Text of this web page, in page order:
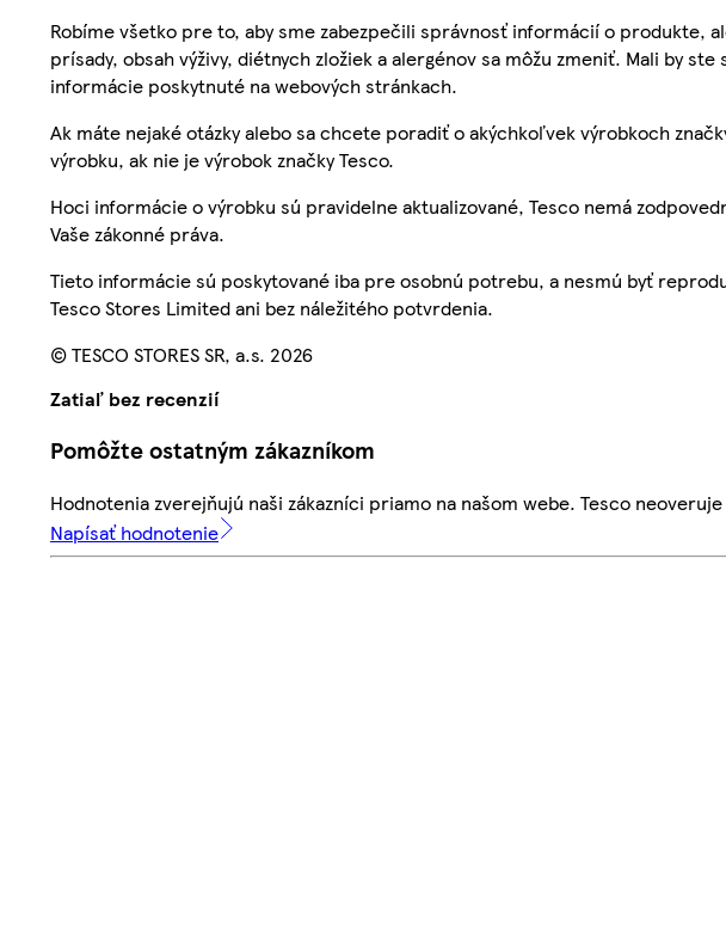
Robíme všetko pre to, aby sme zabezpečili správnosť informácií o produkte,
prísady, obsah výživy, diétnych zložiek a alergénov sa môžu zmeniť. Mali by
informácie poskytnuté na webových stránkach.
Ak máte nejaké otázky alebo sa chcete poradiť o akýchkoľvek výrobkoch
výrobku, ak nie je výrobok značky Tesco.
Hoci informácie o výrobku sú pravidelne aktualizované, Tesco nemá
Vaše zákonné práva.
Tieto informácie sú poskytované iba pre osobnú potrebu, a nesmú byť
Tesco Stores Limited ani bez náležitého potvrdenia.
© TESCO STORES SR, a.s. 2026
Zatiaľ bez recenzií
Pomôžte ostatným zákazníkom
Hodnotenia zverejňujú naši zákazníci priamo na našom webe. Tesco
Napísať hodnotenie